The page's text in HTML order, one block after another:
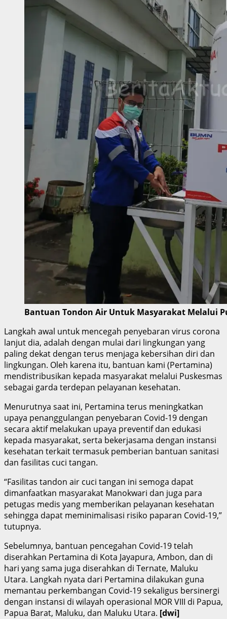
Bantuan Tondon Air Untuk Masyarakat Melalui
Langkah awal untuk mencegah penyebaran virus corona
lanjut dia, adalah dengan mulai dari lingkungan yang
paling dekat dengan terus menjaga kebersihan diri dan
lingkungan. Oleh karena itu, bantuan kami (Pertamina)
mendistribusikan kepada masyarakat melalui Puskesmas
sebagai garda terdepan pelayanan kesehatan.
Menurutnya saat ini, Pertamina terus meningkatkan
upaya penanggulangan penyebaran Covid-19 dengan
secara aktif melakukan upaya preventif dan edukasi
kepada masyarakat, serta bekerjasama dengan instansi
kesehatan terkait termasuk pemberian bantuan sanitasi
dan fasilitas cuci tangan.
“Fasilitas tandon air cuci tangan ini semoga dapat
dimanfaatkan masyarakat Manokwari dan juga para
petugas medis yang memberikan pelayanan kesehatan
sehingga dapat meminimalisasi risiko paparan Covid-19,”
tutupnya.
Sebelumnya, bantuan pencegahan Covid-19 telah
diserahkan Pertamina di Kota Jayapura, Ambon, dan di
hari yang sama juga diserahkan di Ternate, Maluku
Utara. Langkah nyata dari Pertamina dilakukan guna
memantau perkembangan Covid-19 sekaligus bersinergi
dengan instansi di wilayah operasional MOR VIII di Papua,
Papua Barat, Maluku, dan Maluku Utara. [dwi]